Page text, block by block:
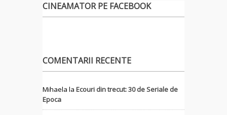
CINEAMATOR PE FACEBOOK
COMENTARII RECENTE
Mihaela la Ecouri din trecut: 30 de Seriale de
Epoca